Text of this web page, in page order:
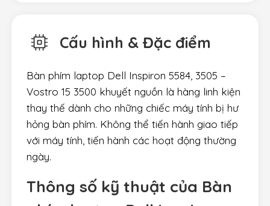
Cấu hình & Đặc điểm
Bàn phím laptop Dell Inspiron 5584, 3505 –
Vostro 15 3500 khuyết nguồn là hàng linh kiện
thay thế dành cho những chiếc máy tính bị hư
hỏng bàn phím. Không thể tiến hành giao tiếp
với máy tính, tiến hành các hoạt động thường
ngày.
Thông số kỹ thuật của Bàn